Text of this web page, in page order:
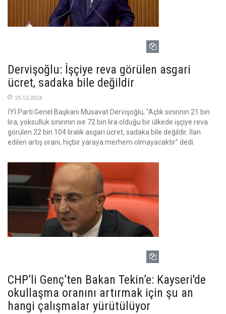
Dervişoğlu: İşçiye reva görülen asgari
ücret, sadaka bile değildir
25-12-2024
İYİ Parti Genel Başkanı Müsavat Dervişoğlu, "Açlık sınırının 21 bin
lira, yoksulluk sınırının ise 72 bin lira olduğu bir ülkede işçiye reva
görülen 22 bin 104 liralık asgari ücret, sadaka bile değildir. İlan
edilen artış oranı, hiçbir yaraya merhem olmayacaktır" dedi.
CHP’li Genç’ten Bakan Tekin’e: Kayseri'de
okullaşma oranını artırmak için şu an
hangi çalışmalar yürütülüyor